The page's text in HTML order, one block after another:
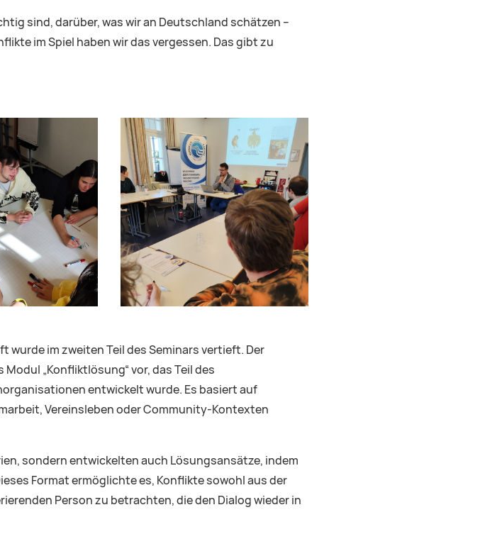
sind, darüber, was wir an Deutschland schätzen –
im Spiel haben wir das vergessen. Das gibt zu
wurde im zweiten Teil des Seminars vertieft. Der
„Konfliktlösung“ vor, das Teil des
entwickelt wurde. Es basiert auf
Vereinsleben oder Community-Kontexten
sondern entwickelten auch Lösungsansätze, indem
Format ermöglichte es, Konflikte sowohl aus der
Person zu betrachten, die den Dialog wieder in